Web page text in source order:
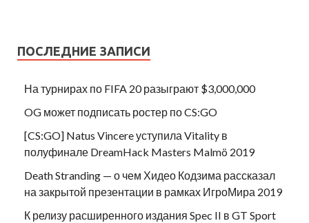
ПОСЛЕДНИЕ ЗАПИСИ
На турнирах по FIFA 20 разыграют $3,000,000
OG может подписать ростер по CS:GO
[CS:GO] Natus Vincere уступила Vitality в
полуфинале DreamHack Masters Malmö 2019
Death Stranding — о чем Хидео Кодзима рассказал
на закрытой презентации в рамках ИгроМира 2019
К релизу расширенного издания Spec II в GT Sport